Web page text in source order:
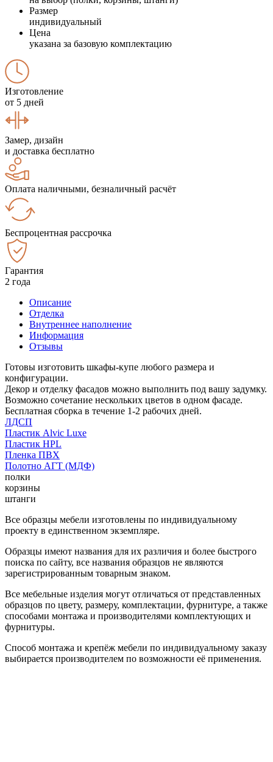
Размер
индивидуальный
Цена
указана за базовую комплектацию
Изготовление
от 5 дней
Замер, дизайн
и доставка бесплатно
Оплата наличными, безналичный расчёт
Беспроцентная рассрочка
Гарантия
2 года
Описание
Отделка
Внутреннее наполнение
Информация
Отзывы
Готовы изготовить шкафы-купе любого размера и
конфигурации.
Декор и отделку фасадов можно выполнить под вашу задумку.
Возможно сочетание нескольких цветов в одном фасаде.
Бесплатная сборка в течение 1-2 рабочих дней.
ЛДСП
Пластик Alvic Luxe
Пластик HPL
Пленка ПВХ
Полотно АГТ (МДФ)
полки
корзины
штанги
Все образцы мебели изготовлены по индивидуальному
проекту в единственном экземпляре.
Образцы имеют названия для их различия и более быстрого
поиска по сайту, все названия образцов не являются
зарегистрированным товарным знаком.
Все мебельные изделия могут отличаться от представленных
образцов по цвету, размеру, комплектации, фурнитуре, а также
способами монтажа и производителями комплектующих и
фурнитуры.
Способ монтажа и крепёж мебели по индивидуальному заказу
выбирается производителем по возможности её применения.